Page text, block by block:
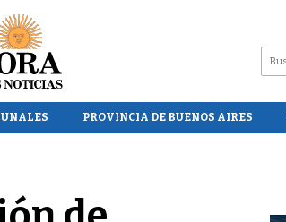
PROVINCIA DE BUENOS AIRES